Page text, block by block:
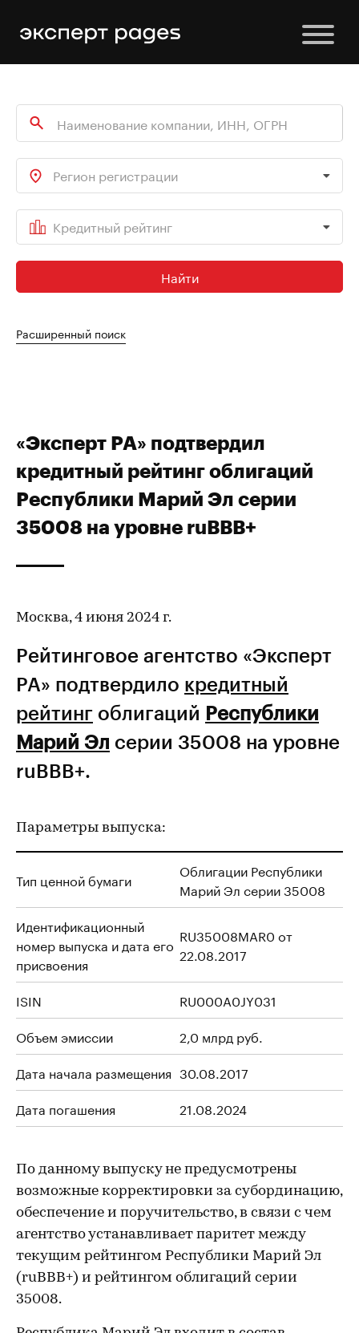
Регион регистрации
Кредитный рейтинг
Найти
Расширенный поиск
«Эксперт РА» подтвердил
кредитный рейтинг облигаций
Республики Марий Эл серии
35008 на уровне ruBBB+
Москва, 4 июня 2024 г.
Рейтинговое агентство «Эксперт
РА» подтвердило кредитный
рейтинг облигаций Республики
Марий Эл серии 35008 на уровне
ruBBB+.
Параметры выпуска:
Тип ценной бумаги
Облигации Республики
Марий Эл серии 35008
Идентификационный
номер выпуска и дата его
присвоения
RU35008MAR0 от
22.08.2017
ISIN
RU000A0JY031
Объем эмиссии
2,0 млрд руб.
Дата начала размещения 30.08.2017
Дата погашения
21.08.2024
По данному выпуску не предусмотрены
возможные корректировки за субординацию,
обеспечение и поручительство, в связи с чем
агентство устанавливает паритет между
текущим рейтингом Республики Марий Эл
(ruBBB+) и рейтингом облигаций серии
35008.